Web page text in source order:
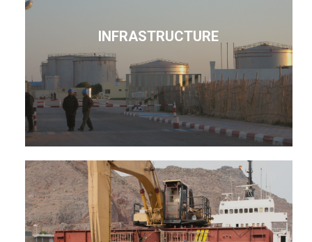
INFRASTRUCTURE